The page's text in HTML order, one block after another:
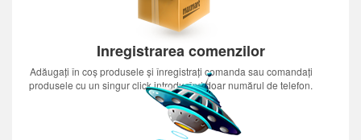
Inregistrarea comenzilor
Adăugați în coș produsele și înregistrați comanda sau comandați
produsele cu un singur click introducînd doar numărul de telefon.